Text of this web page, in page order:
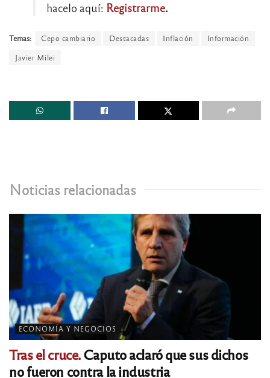
hacelo aquí: Registrarme.
Temas: Cepo cambiario Destacadas Inflación
Información
Javier Milei
Noticias relacionadas
ECONOMÍA Y NEGOCIOS
Tras el cruce.Caputo aclaró que sus dichos
no fueron contra la industria